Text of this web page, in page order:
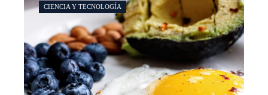
CIENCIA Y TECNOLOGÍA